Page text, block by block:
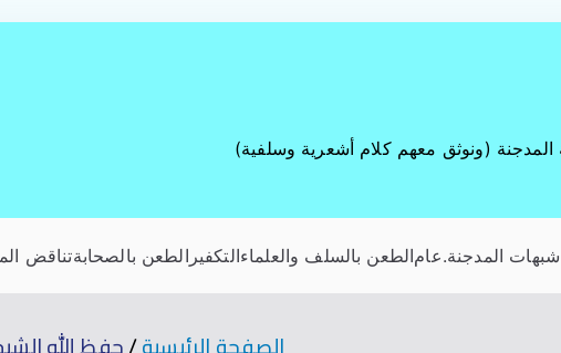
المدجنة (ونوثق معهم كلام أشعرية وسلفية)
المدجنة.عامالطعن بالسلف والعلماءالتكفير الطعن بالصحابةتناقض